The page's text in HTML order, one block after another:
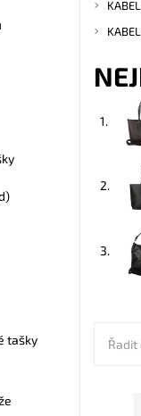
1.
2.
3.
Řadit
tašky